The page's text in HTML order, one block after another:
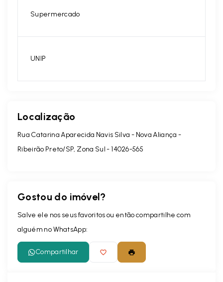
Supermercado
UNIP
Localização
Rua Catarina Aparecida Navis Silva - Nova Aliança -
Ribeirão Preto/SP, Zona Sul - 14026-565
Gostou do imóvel?
Salve ele nos seus favoritos ou então compartilhe com
alguém no WhatsApp:
Compartilhar